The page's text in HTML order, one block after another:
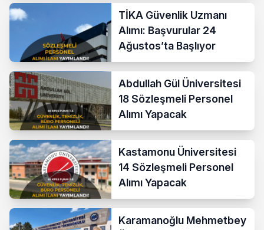
TİKA Güvenlik Uzmanı
Alımı: Başvurular 24
Ağustos’ta Başlıyor
Abdullah Gül Üniversitesi
18 Sözleşmeli Personel
Alımı Yapacak
Kastamonu Üniversitesi
14 Sözleşmeli Personel
Alımı Yapacak
Karamanoğlu Mehmetbey